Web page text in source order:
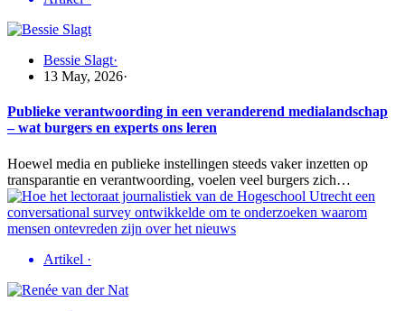
Bessie Slagt·
13 May, 2026·
Publieke verantwoording in een veranderend medialandschap
– wat burgers en experts ons leren
Hoewel media en publieke instellingen steeds vaker inzetten op
transparantie en verantwoording, voelen veel burgers zich…
Artikel ·